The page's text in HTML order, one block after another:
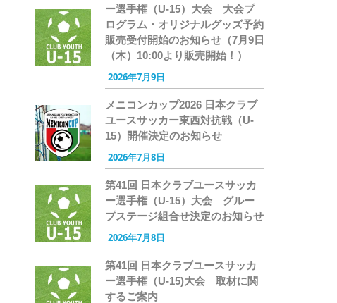
ー選手権（U-15）大会 大会プ
ログラム・オリジナルグッズ予約
販売受付開始のお知らせ（7月9日
（木）10:00より販売開始！）
2026年7月9日
メニコンカップ2026 日本クラブ
ユースサッカー東西対抗戦（U-
15）開催決定のお知らせ
2026年7月8日
第41回 日本クラブユースサッカ
ー選手権（U-15）大会 グルー
プステージ組合せ決定のお知らせ
2026年7月8日
第41回 日本クラブユースサッカ
ー選手権（U-15)大会 取材に関
するご案内